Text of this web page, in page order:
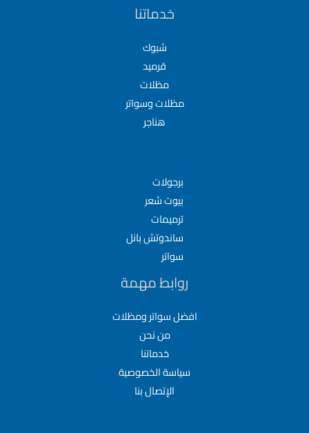
خدماتنا
شبوك
قرميد
مظلات
مظلات وسواتر
هناجر
برجولات
بيوت شعر
ترميمات
ساندوتش بانل
سواتر
روابط مهمة
افضل سواتر ومظلات
من نحن
خدماتنا
سياسة الخصوصية
الإتصال بنا